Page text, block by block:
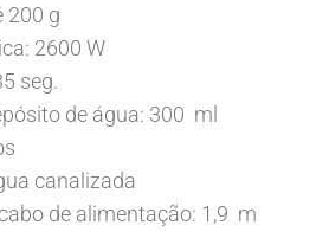
200 g
2600 W
seg.
de água: 300 ml
canalizada
de alimentação: 1,9 m